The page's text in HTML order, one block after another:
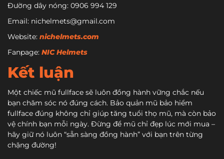
Đường dây nóng: 0906 994 129
Email: nichelmets@gmail.com
Website: nichelmets.com
Fanpage: NIC Helmets
Kết luận
Một chiếc mũ fullface sẽ luôn đồng hành vững chắc nếu
bạn chăm sóc nó đúng cách. Bảo quản mũ bảo hiểm
fullface đúng không chỉ giúp tăng tuổi thọ mũ, mà còn bảo
vệ chính bạn mỗi ngày. Đừng để mũ chỉ đẹp lúc mới mua –
hãy giữ nó luôn “sẵn sàng đồng hành” với bạn trên từng
chặng đường!